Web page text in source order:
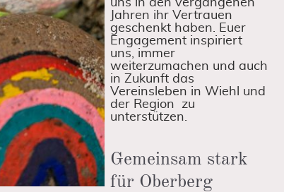
uns in den vergangenen
Jahren ihr Vertrauen
geschenkt haben. Euer
Engagement inspiriert
uns, immer
weiterzumachen und auch
in Zukunft das
Vereinsleben in Wiehl und
der Region zu
unterstützen.
Gemeinsam stark
für Oberberg